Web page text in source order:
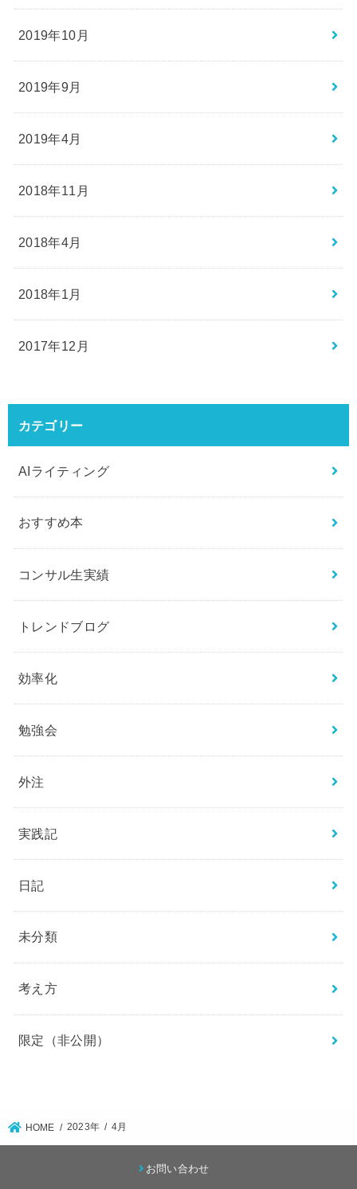
2019年10月
2019年9月
2019年4月
2018年11月
2018年4月
2018年1月
2017年12月
カテゴリー
AIライティング
おすすめ本
コンサル生実績
トレンドブログ
効率化
勉強会
外注
実践記
日記
未分類
考え方
限定（非公開）
HOME 2023年 4月
お問い合わせ